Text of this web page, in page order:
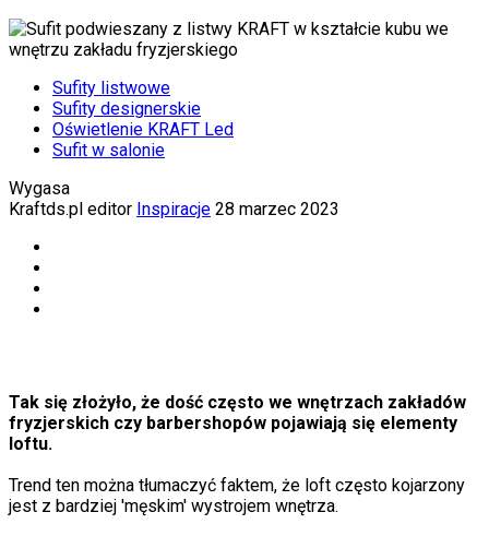
Sufity listwowe
Sufity designerskie
Oświetlenie KRAFT Led
Sufit w salonie
Wygasa
Kraftds.pl editor Inspiracje 28 marzec 2023
Tak się złożyło, że dość często we wnętrzach zakładów
fryzjerskich czy barbershopów pojawiają się elementy
loftu.
Trend ten można tłumaczyć faktem, że loft często kojarzony
jest z bardziej 'męskim' wystrojem wnętrza.